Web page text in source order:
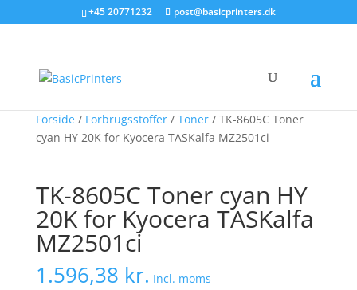
+45 20771232 post@basicprinters.dk
Forside/ Forbrugsstoffer/ Toner/ TK-8605C Toner
cyan HY 20K for Kyocera TASKalfa MZ2501ci
TK-8605C Toner cyan HY
20K for Kyocera TASKalfa
MZ2501ci
1.596,38 kr. Incl. moms